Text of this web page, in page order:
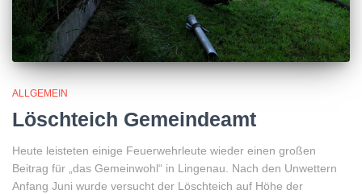
ALLGEMEIN
Löschteich Gemeindeamt
Heute leisteten einige Feuerwehrleute wieder einen großen
Beitrag für „das Gemeinwohl“ in Lingenau. Nach den Unwettern
Anfang Juni wurde versucht der Löschteich auf Höhe der